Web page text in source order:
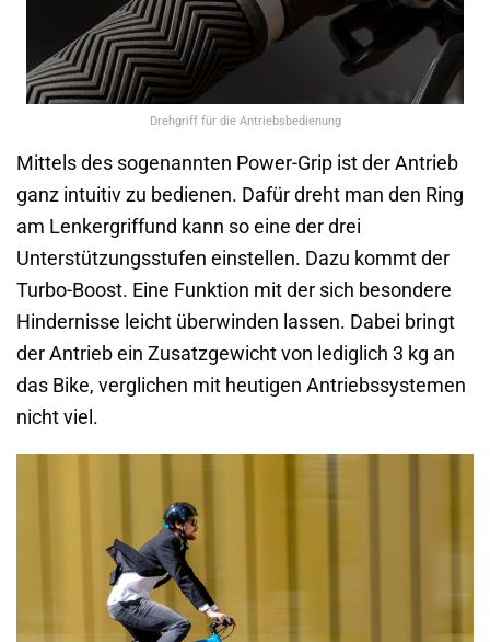
Drehgriff für die Antriebsbedienung
Mittels des sogenannten Power-Grip ist der Antrieb
ganz intuitiv zu bedienen. Dafür dreht man den Ring
am Lenkergriffund kann so eine der drei
Unterstützungsstufen einstellen. Dazu kommt der
Turbo-Boost. Eine Funktion mit der sich besondere
Hindernisse leicht überwinden lassen. Dabei bringt
der Antrieb ein Zusatzgewicht von lediglich 3 kg an
das Bike, verglichen mit heutigen Antriebssystemen
nicht viel.